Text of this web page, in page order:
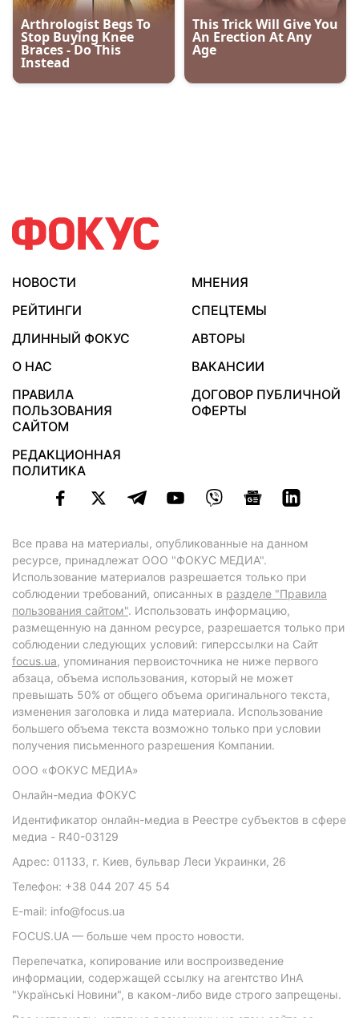
НОВОСТИ
МНЕНИЯ
РЕЙТИНГИ
СПЕЦТЕМЫ
ДЛИННЫЙ ФОКУС
АВТОРЫ
О НАС
ВАКАНСИИ
ПРАВИЛА
ПОЛЬЗОВАНИЯ
САЙТОМ
ДОГОВОР ПУБЛИЧНОЙ
ОФЕРТЫ
РЕДАКЦИОННАЯ
ПОЛИТИКА
Все права на материалы, опубликованные на данном
ресурсе, принадлежат ООО "ФОКУС МЕДИА".
Использование материалов разрешается только при
соблюдении требований, описанных в разделе "Правила
пользования сайтом". Использовать информацию,
размещенную на данном ресурсе, разрешается только при
соблюдении следующих условий: гиперссылки на Сайт
focus.ua, упоминания первоисточника не ниже первого
абзаца, объема использования, который не может
превышать 50% от общего объема оригинального текста,
изменения заголовка и лида материала. Использование
большего объема текста возможно только при условии
получения письменного разрешения Компании.
ООО «ФОКУС МЕДИА»
Онлайн-медиа ФОКУС
Идентификатор онлайн-медиа в Реестре субъектов в сфере
медиа - R40-03129
Адрес: 01133, г. Киев, бульвар Леси Украинки, 26
Телефон: +38 044 207 45 54
E-mail: info@focus.ua
FOCUS.UA — больше чем просто новости.
Перепечатка, копирование или воспроизведение
информации, содержащей ссылку на агентство ИнА
"Українські Новини", в каком-либо виде строго запрещены.